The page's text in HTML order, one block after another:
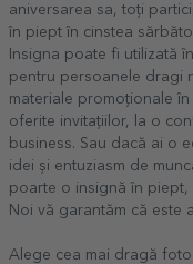
aniversarea sa, toți
în piept în cinstea
Insigna poate fi utilizată
pentru persoanele dragi
materiale promoționale
oferite invitațiilor, la o
business. Sau dacă ai o
idei și entuziasm de
poarte o insignă în piept,
Noi vă garantăm că este
Alege cea mai dragă